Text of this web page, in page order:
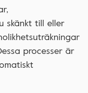
skänkt till eller
processer är